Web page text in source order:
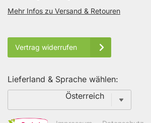
Mehr Infos zu Versand & Retouren
Vertrag widerrufen
Lieferland & Sprache wählen:
Österreich